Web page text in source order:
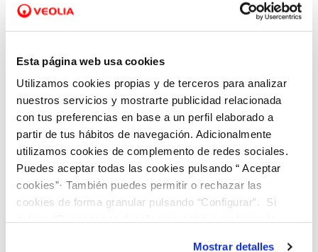
Esta página web usa cookies
Utilizamos cookies propias y de terceros para analizar
nuestros servicios y mostrarte publicidad relacionada
con tus preferencias en base a un perfil elaborado a
partir de tus hábitos de navegación. Adicionalmente
utilizamos cookies de complemento de redes sociales.
Puedes aceptar todas las cookies pulsando “ Aceptar
cookies”· También puedes permitir o rechazar las
cookies de forma granular pulsando “Configurar”. Si
Mostrar detalles
20 MAR 2022
por su labor frente a la pandemia